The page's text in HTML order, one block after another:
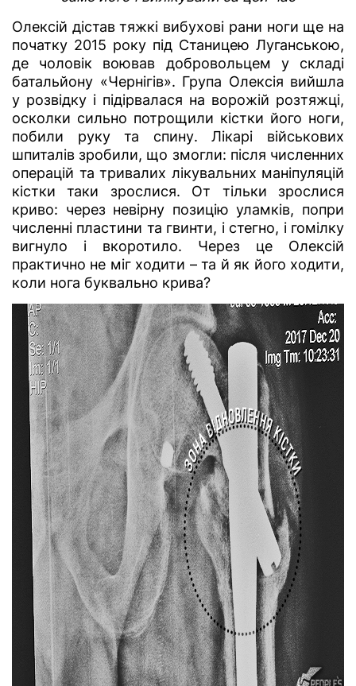
Олексій дістав тяжкі вибухові рани ноги ще на
початку 2015 року під Станицею Луганською,
де чоловік воював добровольцем у складі
батальйону «Чернігів». Група Олексія вийшла
у розвідку і підірвалася на ворожій розтяжці,
осколки сильно потрощили кістки його ноги,
побили руку та спину. Лікарі військових
шпиталів зробили, що змогли: після численних
операцій та тривалих лікувальних маніпуляцій
кістки таки зрослися. От тільки зрослися
криво: через невірну позицію уламків, попри
численні пластини та гвинти, і стегно, і гомілку
вигнуло і вкоротило. Через це Олексій
практично не міг ходити – та й як його ходити,
коли нога буквально крива?